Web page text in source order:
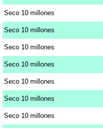
Seco 10 millones
Seco 10 millones
Seco 10 millones
Seco 10 millones
Seco 10 millones
Seco 10 millones
Seco 10 millones